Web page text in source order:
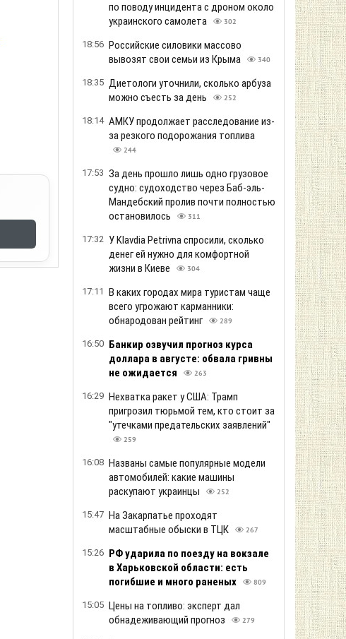
по поводу инцидента с дроном около
украинского самолета
302
18:56 Российские силовики массово
вывозят свои семьи из Крыма
340
18:35 Диетологи уточнили, сколько арбуза
можно съесть за день
252
18:14 АМКУ продолжает расследование из-
за резкого подорожания топлива
244
17:53 За день прошло лишь одно грузовое
судно: судоходство через Баб-эль-
Мандебский пролив почти полностью
остановилось
311
17:32 У Klavdia Petrivna спросили, сколько
денег ей нужно для комфортной
жизни в Киеве
304
17:11 В каких городах мира туристам чаще
всего угрожают карманники:
обнародован рейтинг
289
16:50 Банкир озвучил прогноз курса
доллара в августе: обвала гривны
не ожидается
263
16:29 Нехватка ракет у США: Трамп
пригрозил тюрьмой тем, кто стоит за
"утечками предательских заявлений"
259
16:08 Названы самые популярные модели
автомобилей: какие машины
раскупают украинцы
252
15:47 На Закарпатье проходят
масштабные обыски в ТЦК
267
15:26 РФ ударила по поезду на вокзале
в Харьковской области: есть
погибшие и много раненых
809
15:05 Цены на топливо: эксперт дал
обнадеживающий прогноз
279